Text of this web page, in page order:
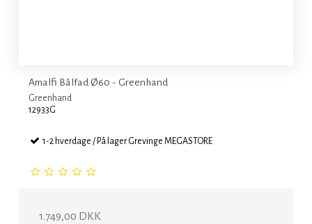
Amalfi Bålfad Ø60 - Greenhand
Greenhand
12933G
1-2 hverdage / På lager Grevinge MEGASTORE
1.749,00 DKK